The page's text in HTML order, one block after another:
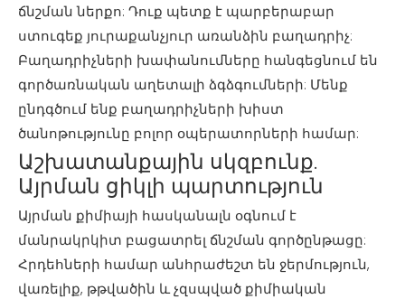
ճնշման ներքո: Դուք պետք է պարբերաբար
ստուգեք յուրաքանչյուր առանձին բաղադրիչ:
Բաղադրիչների խափանումները հանգեցնում են
գործառնական աղետալի ձգձգումների: Մենք
ընդգծում ենք բաղադրիչների խիստ
ծանոթությունը բոլոր օպերատորների համար:
Աշխատանքային սկզբունք.
Այրման ցիկլի պարտություն
Այրման քիմիայի հասկանալն օգնում է
մանրակրկիտ բացատրել ճնշման գործընթացը:
Հրդեհների համար անհրաժեշտ են ջերմություն,
վառելիք, թթվածին և չզսպված քիմիական